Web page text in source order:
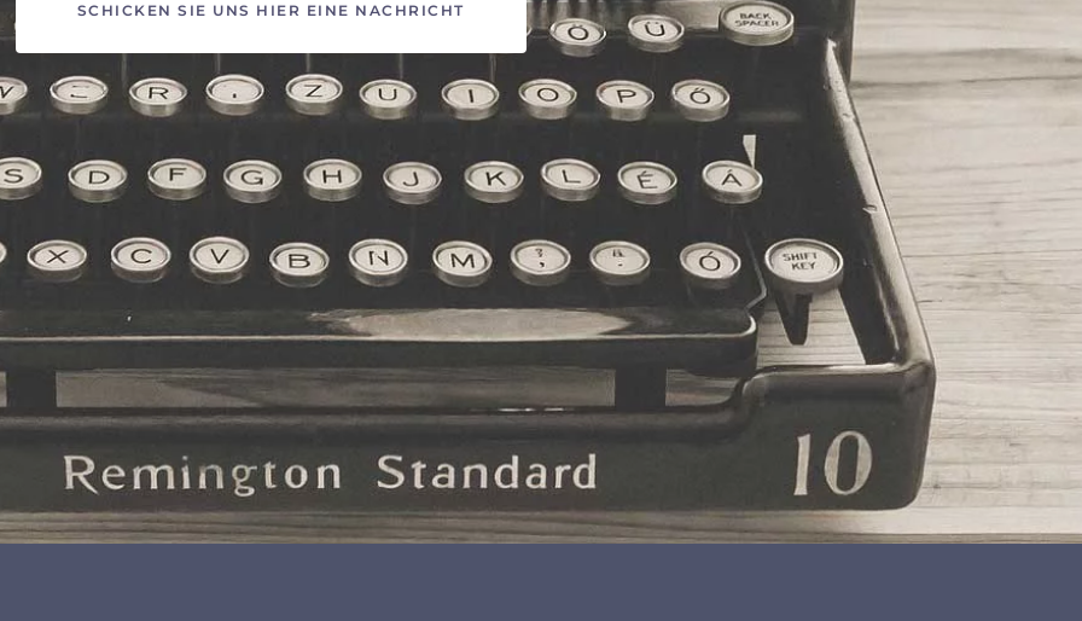
SCHICKEN SIE UNS HIER EINE NACHRICHT